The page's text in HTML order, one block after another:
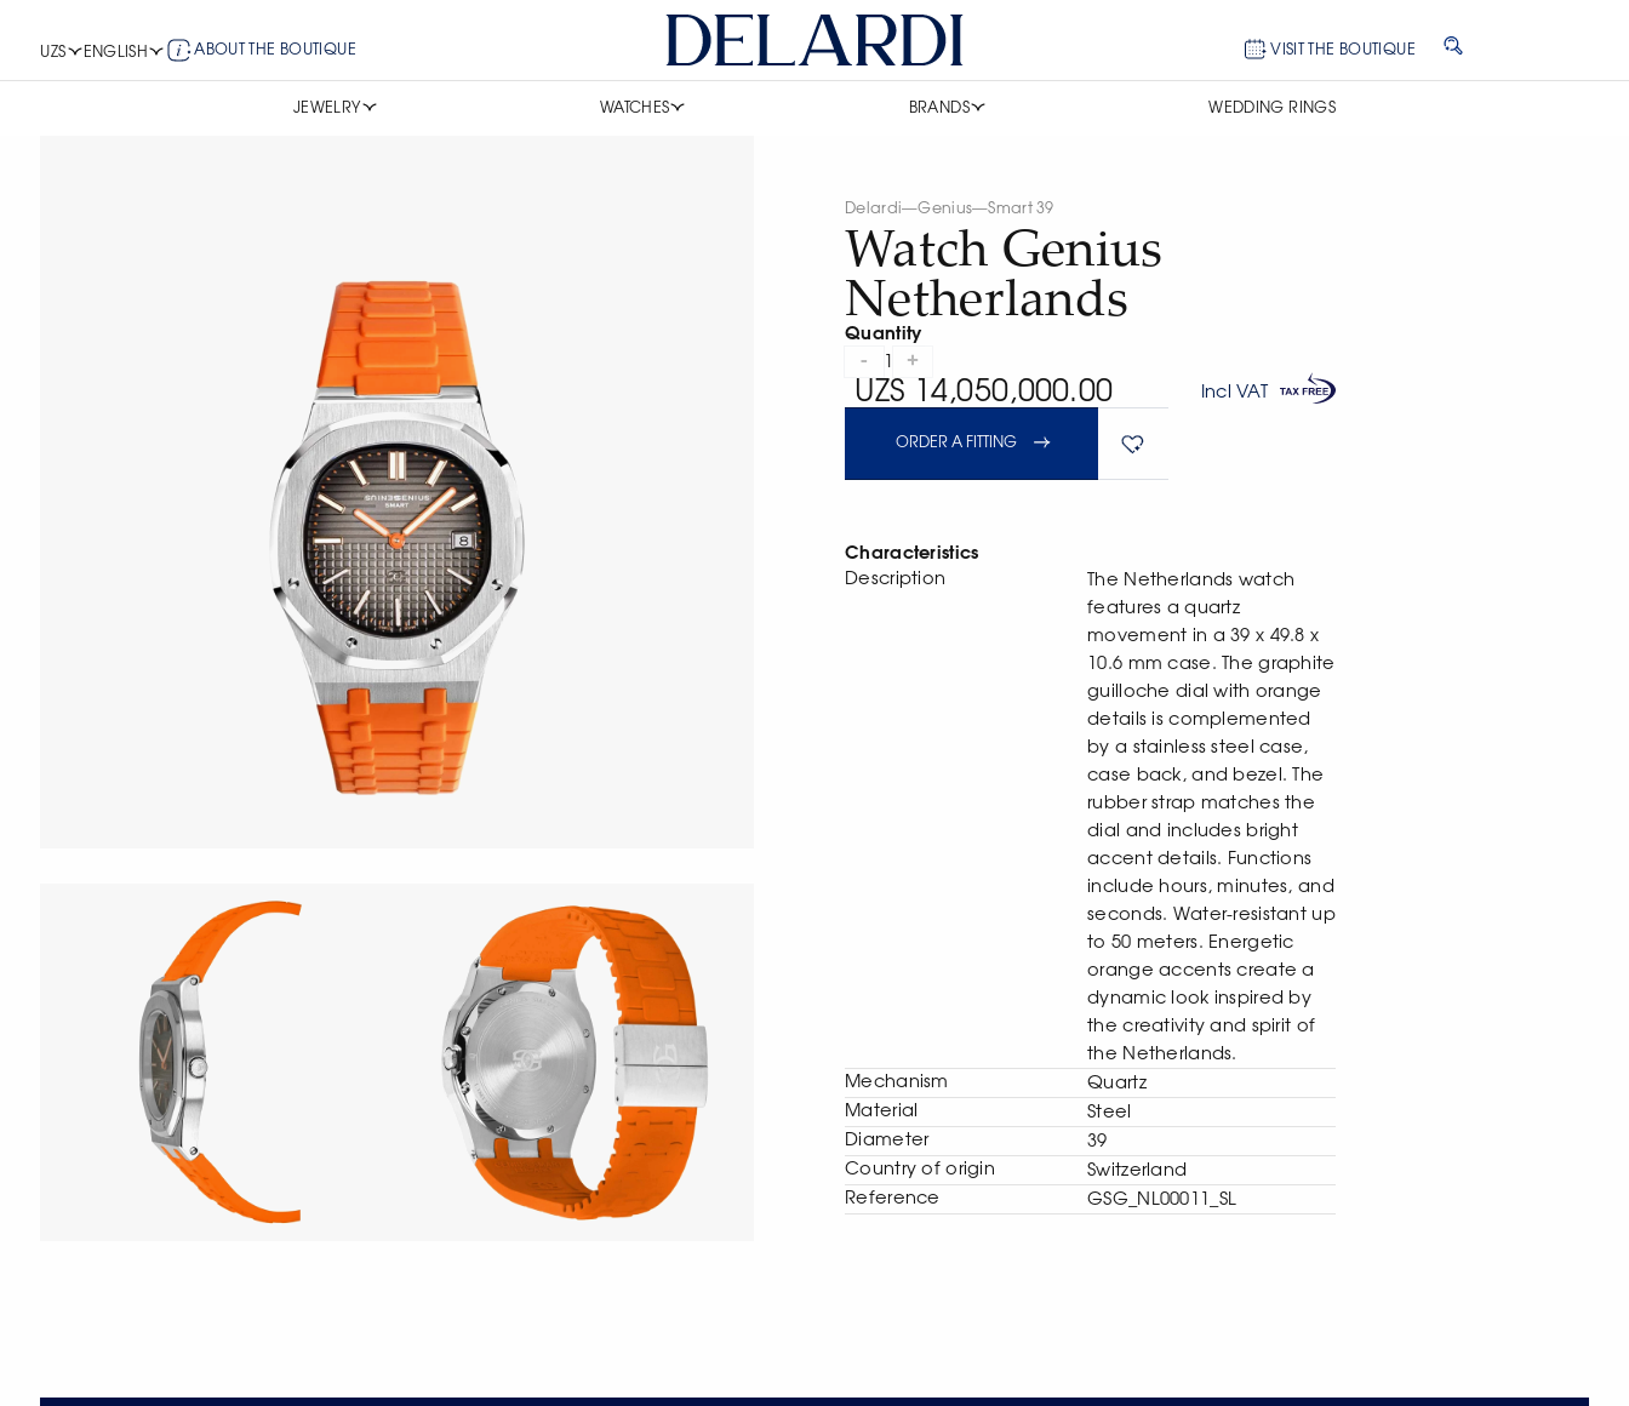
UZS ENGLISH ABOUT THE BOUTIQUE VISIT THE BOUTIQUE
JEWELRY WATCHES BRANDS WEDDING RINGS
Delardi—Genius—Smart 39
Watch Genius
Netherlands
Quantity
- +
UZS 14,050,000.00 Incl VAT
ORDER A FITTING
Characteristics
Description
The Netherlands watch
features a quartz
movement in a 39 х 49.8 х
10.6 mm case. The graphite
guilloche dial with orange
details is complemented
by a stainless steel case,
case back, and bezel. The
rubber strap matches the
dial and includes bright
accent details. Functions
include hours, minutes, and
seconds. Water-resistant up
to 50 meters. Energetic
orange accents create a
dynamic look inspired by
the creativity and spirit of
the Netherlands.
Mechanism
Quartz
Material
Steel
Diameter
39
Сountry of origin
Switzerland
Reference
GSG_NL00011_SL